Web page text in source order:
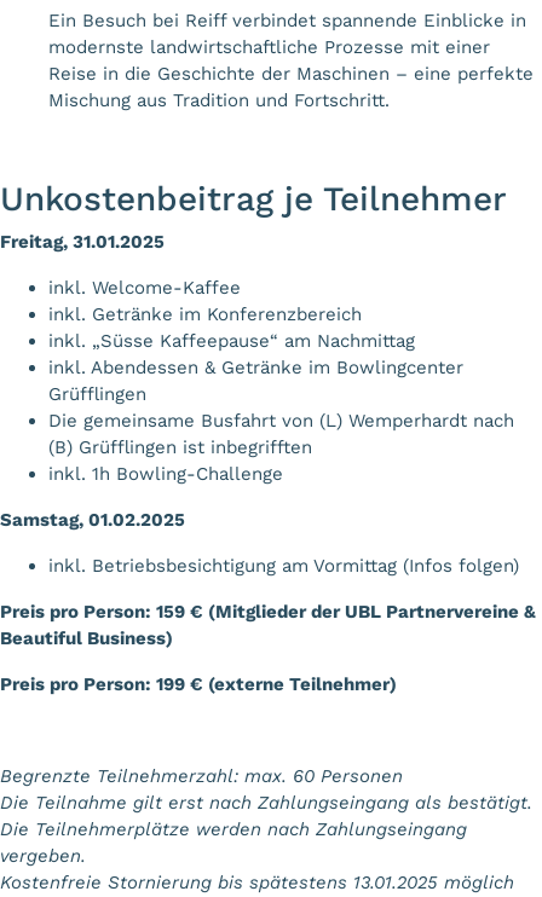
Ein Besuch bei Reiff verbindet spannende Einblicke in
modernste landwirtschaftliche Prozesse mit einer
Reise in die Geschichte der Maschinen – eine perfekte
Mischung aus Tradition und Fortschritt.
Unkostenbeitrag je Teilnehmer
Freitag, 31.01.2025
inkl. Welcome-Kaffee
inkl. Getränke im Konferenzbereich
inkl. „Süsse Kaffeepause“ am Nachmittag
inkl. Abendessen & Getränke im Bowlingcenter
Grüfflingen
Die gemeinsame Busfahrt von (L) Wemperhardt nach
(B) Grüfflingen ist inbegrifften
inkl. 1h Bowling-Challenge
Samstag, 01.02.2025
inkl. Betriebsbesichtigung am Vormittag (Infos folgen)
Preis pro Person: 159 € (Mitglieder der UBL Partnervereine &
Beautiful Business)
Preis pro Person: 199 € (externe Teilnehmer)
Begrenzte Teilnehmerzahl: max. 60 Personen
Die Teilnahme gilt erst nach Zahlungseingang als bestätigt.
Die Teilnehmerplätze werden nach Zahlungseingang
vergeben.
Kostenfreie Stornierung bis spätestens 13.01.2025 möglich